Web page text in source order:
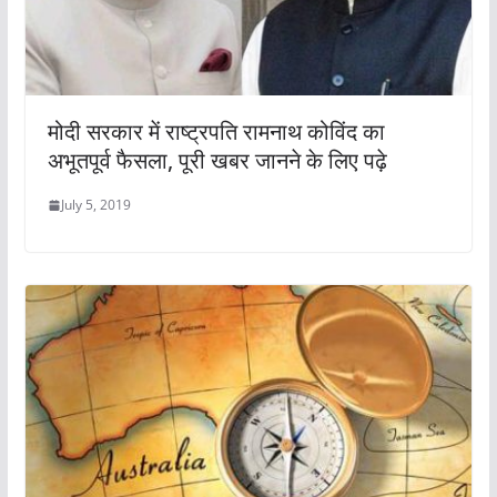
मोदी सरकार में राष्ट्रपति रामनाथ कोविंद का
अभूतपूर्व फैसला, पूरी खबर जानने के लिए पढ़े
July 5, 2019